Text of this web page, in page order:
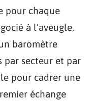
pour chaque
à l’aveugle.
baromètre
par secteur et par
pour cadrer une
échange